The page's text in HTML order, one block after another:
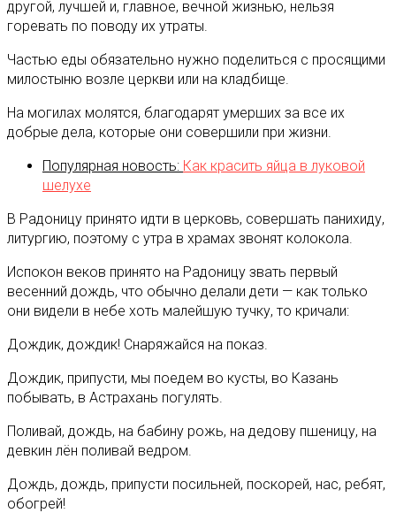
другой, лучшей и, главное, вечной жизнью, нельзя
горевать по поводу их утраты.
Частью еды обязательно нужно поделиться с просящими
милостыню возле церкви или на кладбище.
На могилах молятся, благодарят умерших за все их
добрые дела, которые они совершили при жизни.
Популярная новость: Как красить яйца в луковой
шелухе
В Радоницу принято идти в церковь, совершать панихиду,
литургию, поэтому с утра в храмах звонят колокола.
Испокон веков принято на Радоницу звать первый
весенний дождь, что обычно делали дети — как только
они видели в небе хоть малейшую тучку, то кричали:
Дождик, дождик! Снаряжайся на показ.
Дождик, припусти, мы поедем во кусты, во Казань
побывать, в Астрахань погулять.
Поливай, дождь, на бабину рожь, на дедову пшеницу, на
девкин лён поливай ведром.
Дождь, дождь, припусти посильней, поскорей, нас, ребят,
обогрей!